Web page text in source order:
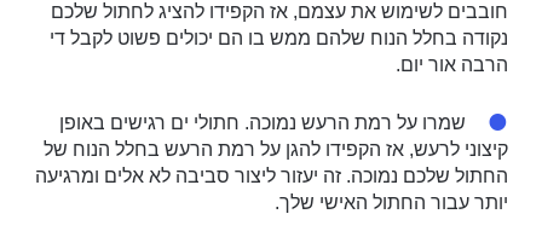
חובבים לשימוש את עצמם, אז הקפידו להציג לחתול שלכם
נקודה בחלל הנוח שלהם ממש בו הם יכולים פשוט לקבל די
הרבה אור יום.
שמרו על רמת הרעש נמוכה. חתולי ים רגישים באופן
קיצוני לרעש, אז הקפידו להגן על רמת הרעש בחלל הנוח של
החתול שלכם נמוכה. זה יעזור ליצור סביבה לא אלים ומרגיעה
יותר עבור החתול האישי שלך.